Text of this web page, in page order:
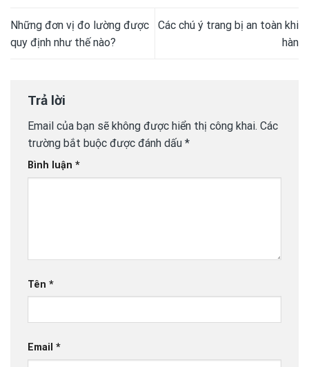
Những đơn vị đo lường được
quy định như thế nào?
Các chú ý trang bị an toàn khi
hàn
Trả lời
Email của bạn sẽ không được hiển thị công khai. Các
trường bắt buộc được đánh dấu *
Bình luận *
Tên *
Email *